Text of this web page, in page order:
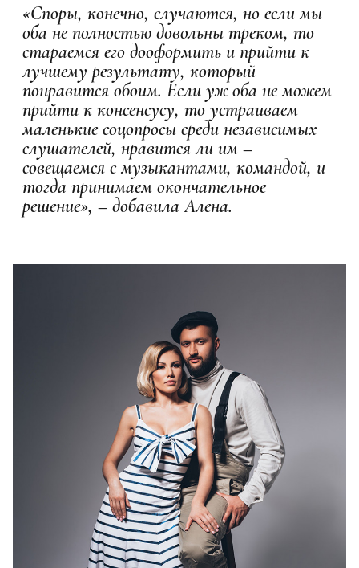
«Споры, конечно, случаются, но если мы
оба не полностью довольны треком, то
стараемся его дооформить и прийти к
лучшему результату, который
понравится обоим. Если уж оба не можем
прийти к консенсусу, то устраиваем
маленькие соцопросы среди независимых
слушателей, нравится ли им –
совещаемся с музыкантами, командой, и
тогда принимаем окончательное
решение», – добавила Алена.